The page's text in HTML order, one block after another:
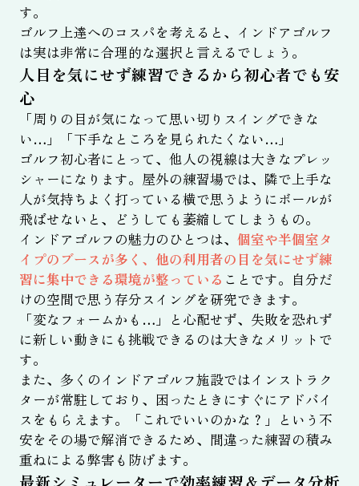
す。
ゴルフ上達へのコスパを考えると、インドアゴルフ
は実は非常に合理的な選択と言えるでしょう。
人目を気にせず練習できるから初心者でも安
心
「周りの目が気になって思い切りスイングできな
い…」「下手なところを見られたくない…」
ゴルフ初心者にとって、他人の視線は大きなプレッ
シャーになります。屋外の練習場では、隣で上手な
人が気持ちよく打っている横で思うようにボールが
飛ばせないと、どうしても萎縮してしまうもの。
インドアゴルフの魅力のひとつは、 個室や半個室タ
イプのブースが多く、他の利用者の目を気にせず練
習に集中できる環境が整っている ことです。自分だ
けの空間で思う存分スイングを研究できます。
「変なフォームかも…」と心配せず、失敗を恐れず
に新しい動きにも挑戦できるのは大きなメリットで
す。
また、多くのインドアゴルフ施設ではインストラク
ターが常駐しており、困ったときにすぐにアドバイ
スをもらえます。「これでいいのかな？」という不
安をその場で解消できるため、間違った練習の積み
重ねによる弊害も防げます。